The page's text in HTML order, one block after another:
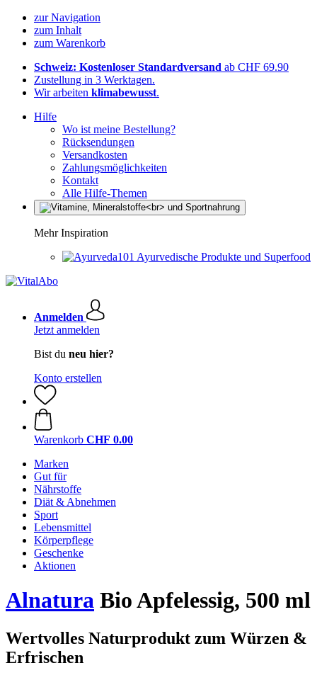
zur Navigation
zum Inhalt
zum Warenkorb
Schweiz: Kostenloser Standardversand ab CHF 69.90
Zustellung in 3 Werktagen.
Wir arbeiten klimabewusst.
Hilfe
Wo ist meine Bestellung?
Rücksendungen
Versandkosten
Zahlungsmöglichkeiten
Kontakt
Alle Hilfe-Themen
Mehr Inspiration
Ayurvedische Produkte und Superfood
Anmelden
Jetzt anmelden
Bist du neu hier?
Konto erstellen
Warenkorb CHF 0.00
Marken
Gut für
Nährstoffe
Diät & Abnehmen
Sport
Lebensmittel
Körperpflege
Geschenke
Aktionen
Alnatura Bio Apfelessig, 500 ml
Wertvolles Naturprodukt zum Würzen &
Erfrischen